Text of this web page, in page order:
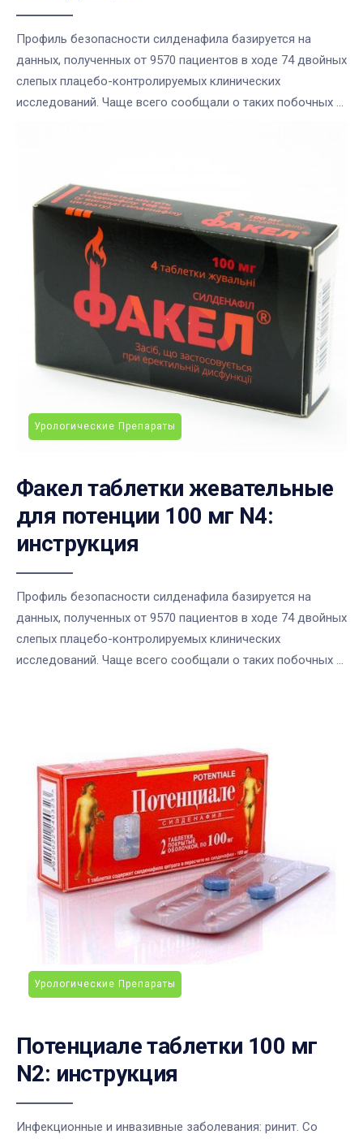
Профиль безопасности силденафила базируется на
данных, полученных от 9570 пациентов в ходе 74 двойных
слепых плацебо-контролируемых клинических
исследований. Чаще всего сообщали о таких побочных ...
Урологические Препараты
Факел таблетки жевательные
для потенции 100 мг N4:
инструкция
Профиль безопасности силденафила базируется на
данных, полученных от 9570 пациентов в ходе 74 двойных
слепых плацебо-контролируемых клинических
исследований. Чаще всего сообщали о таких побочных ...
Урологические Препараты
Потенциале таблетки 100 мг
N2: инструкция
Инфекционные и инвазивные заболевания: ринит. Со